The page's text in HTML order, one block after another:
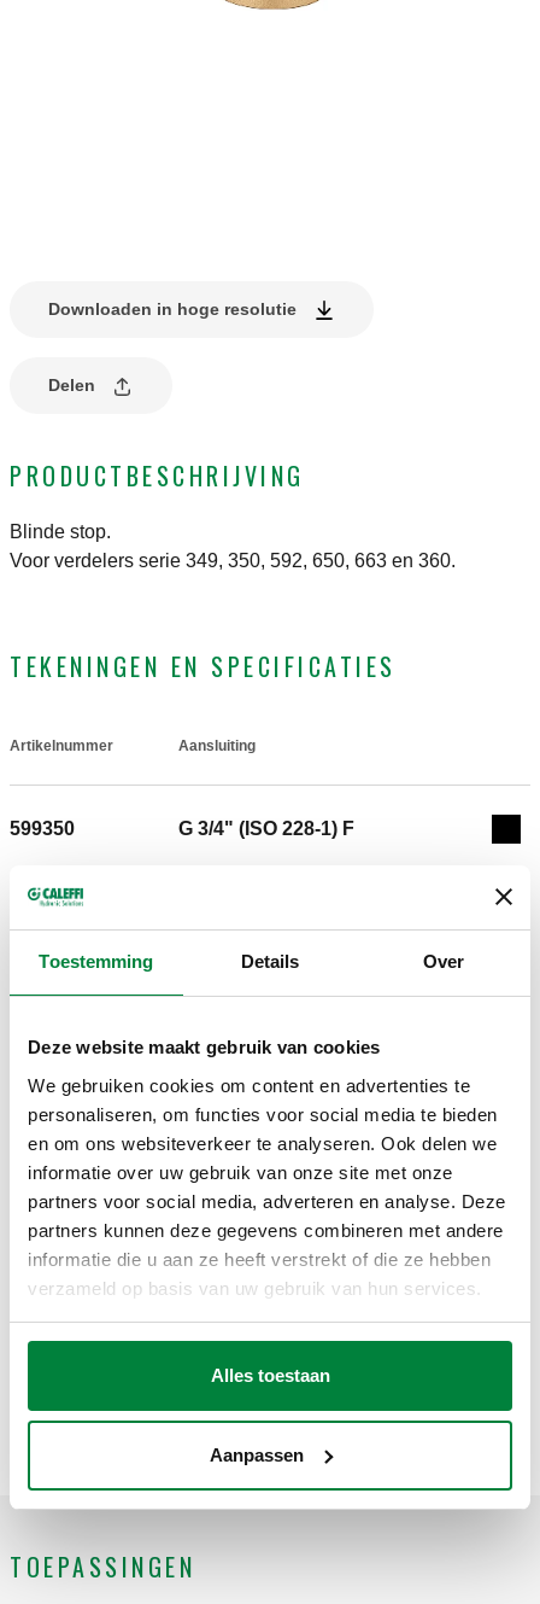
Toestemming Details Over
Deze website maakt gebruik van cookies
We gebruiken cookies om content en advertenties te
personaliseren, om functies voor social media te bieden
en om ons websiteverkeer te analyseren. Ook delen we
informatie over uw gebruik van onze site met onze
partners voor social media, adverteren en analyse. Deze
partners kunnen deze gegevens combineren met andere
informatie die u aan ze heeft verstrekt of die ze hebben
verzameld op basis van uw gebruik van hun services.
Alles toestaan
Aanpassen
Downloaden in hoge resolutie
Delen
PRODUCTBESCHRIJVING
Blinde stop.
Voor verdelers serie 349, 350, 592, 650, 663 en 360.
TEKENINGEN EN SPECIFICATIES
Artikelnummer Aansluiting
599350 G 3/4" (ISO 228-1) F
3D-modellen
Bestektekst Weergeven Kopiëren
CALEFFI, 599350. Blinde stop. Voor verdelers serie 349,
350, 592, 650, 663 en 360. Aansluiting: G 3/4" (ISO 228-1) F.
SCIP code
c463c321-613e-4bd6-88f5-
4afc1d4fe919
599360 G 1" (ISO 228-1) F
599370 G 1 1/4" (ISO 228-1) F
TOEPASSINGEN